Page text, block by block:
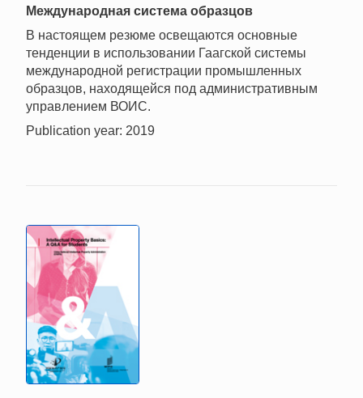
Mеждународная система образцов
В настоящем резюме освещаются основные
тенденции в использовании Гаагской системы
международной регистрации промышленных
образцов, находящейся под административным
управлением ВОИС.
Publication year: 2019